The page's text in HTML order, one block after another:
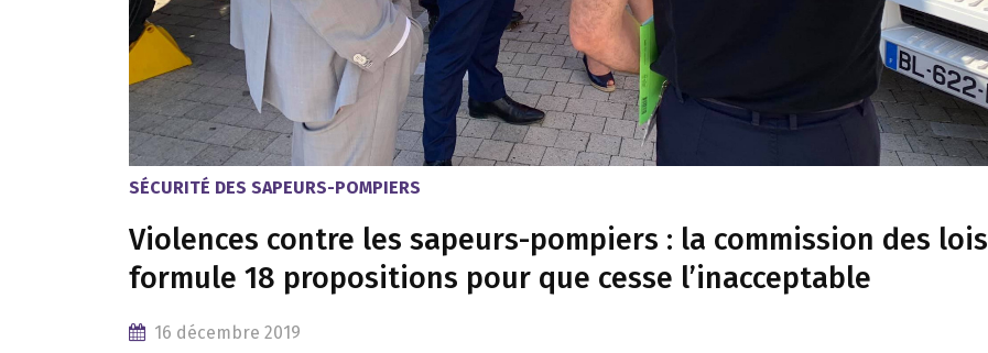
SÉCURITÉ DES SAPEURS-POMPIERS
Violences contre les sapeurs-pompiers : la commission des lois
formule 18 propositions pour que cesse l’inacceptable
16 décembre 2019